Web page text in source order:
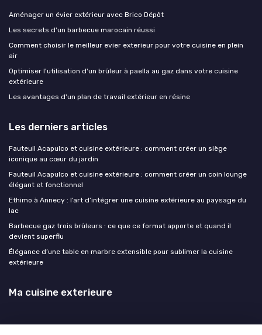
Aménager un évier extérieur avec Brico Dépôt
Les secrets d'un barbecue marocain réussi
Comment choisir le meilleur evier exterieur pour votre cuisine en plein
air
Optimiser l'utilisation d'un brûleur à paella au gaz dans votre cuisine
extérieure
Les avantages d'un plan de travail extérieur en résine
Les derniers articles
Fauteuil Acapulco et cuisine extérieure : comment créer un siège
iconique au cœur du jardin
Fauteuil Acapulco et cuisine extérieure : comment créer un coin lounge
élégant et fonctionnel
Ethimo à Annecy : l’art d’intégrer une cuisine extérieure au paysage du
lac
Barbecue gaz trois brûleurs : ce que ce format apporte et quand il
devient superflu
Élégance d’une table en marbre extensible pour sublimer la cuisine
extérieure
Ma cuisine exterieure